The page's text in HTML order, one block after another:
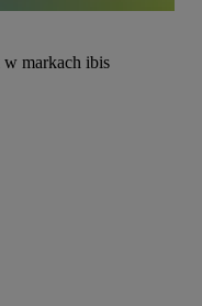
w markach ibis